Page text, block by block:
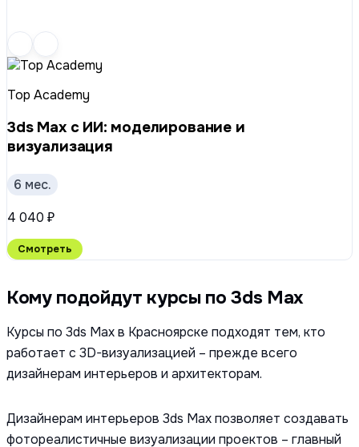
Top Academy
3ds Max с ИИ: моделирование и
визуализация
6 мес.
4 040 ₽
Смотреть
Кому подойдут курсы по 3ds Max
Курсы по 3ds Max в Красноярске подходят тем, кто
работает с 3D-визуализацией – прежде всего
дизайнерам интерьеров и архитекторам.
Дизайнерам интерьеров 3ds Max позволяет создавать
фотореалистичные визуализации проектов – главный